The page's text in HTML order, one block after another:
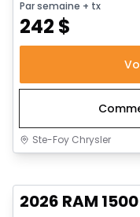
Par semaine + tx
242 $
Ste-Foy Chrysler
2026 RAM